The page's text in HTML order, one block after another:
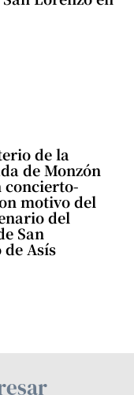
de la
de Monzón
concierto-
motivo del
del
San
Asís